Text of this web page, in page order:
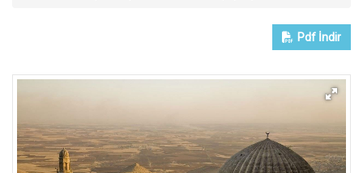
Pdf İndir